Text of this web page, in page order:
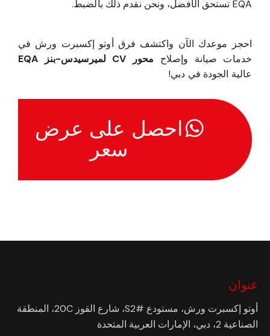
EQA تستحق الأفضل، ونحن نقدم ذلك بالضبط.
احجز موعدك الآن واكتشف فرق أوتو إكسبرت ورش في
خدمات صيانة وإصلاح محور CV لميرسيدس-بنز EQA
عالية الجودة في دبي!
احصل على عرض
سعر
عنوان
أوتو إكسبرت ورش، مستودع #S2، شارع القوز 20C، المنطقة
الصناعية 2، دبي، الإمارات العربية المتحدة